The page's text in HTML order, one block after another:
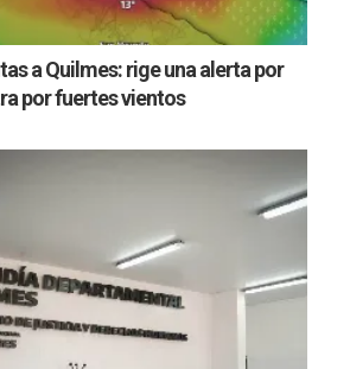
a Quilmes: rige una alerta por
por fuertes vientos